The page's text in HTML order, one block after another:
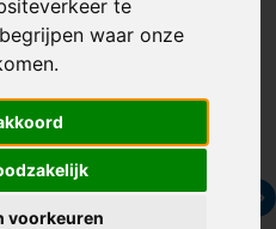
te
waar onze
voorkeuren